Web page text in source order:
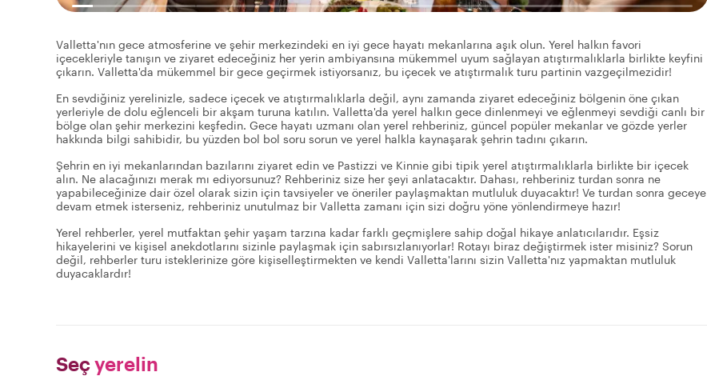
Valletta'nın gece atmosferine ve şehir merkezindeki en iyi gece hayatı mekanlarına aşık olun. Yerel halkın favori
içecekleriyle tanışın ve ziyaret edeceğiniz her yerin ambiyansına mükemmel uyum sağlayan atıştırmalıklarla birlikte keyfini
çıkarın. Valletta'da mükemmel bir gece geçirmek istiyorsanız, bu içecek ve atıştırmalık turu partinin vazgeçilmezidir!
En sevdiğiniz yerelinizle, sadece içecek ve atıştırmalıklarla değil, aynı zamanda ziyaret edeceğiniz bölgenin öne çıkan
yerleriyle de dolu eğlenceli bir akşam turuna katılın. Valletta'da yerel halkın gece dinlenmeyi ve eğlenmeyi sevdiği canlı bir
bölge olan şehir merkezini keşfedin. Gece hayatı uzmanı olan yerel rehberiniz, güncel popüler mekanlar ve gözde yerler
hakkında bilgi sahibidir, bu yüzden bol bol soru sorun ve yerel halkla kaynaşarak şehrin tadını çıkarın.
Şehrin en iyi mekanlarından bazılarını ziyaret edin ve Pastizzi ve Kinnie gibi tipik yerel atıştırmalıklarla birlikte bir içecek
alın. Ne alacağınızı merak mı ediyorsunuz? Rehberiniz size her şeyi anlatacaktır. Dahası, rehberiniz turdan sonra ne
yapabileceğinize dair özel olarak sizin için tavsiyeler ve öneriler paylaşmaktan mutluluk duyacaktır! Ve turdan sonra geceye
devam etmek isterseniz, rehberiniz unutulmaz bir Valletta zamanı için sizi doğru yöne yönlendirmeye hazır!
Yerel rehberler, yerel mutfaktan şehir yaşam tarzına kadar farklı geçmişlere sahip doğal hikaye anlatıcılarıdır. Eşsiz
hikayelerini ve kişisel anekdotlarını sizinle paylaşmak için sabırsızlanıyorlar! Rotayı biraz değiştirmek ister misiniz? Sorun
değil, rehberler turu isteklerinize göre kişiselleştirmekten ve kendi Valletta'larını sizin Valletta'nız yapmaktan mutluluk
duyacaklardır!
Seçyerelin